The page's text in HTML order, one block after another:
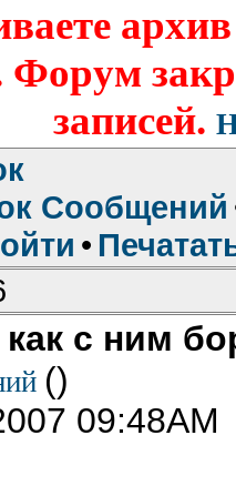
Форум
записей.
Сообщений
•
с ним
()
09:48AM